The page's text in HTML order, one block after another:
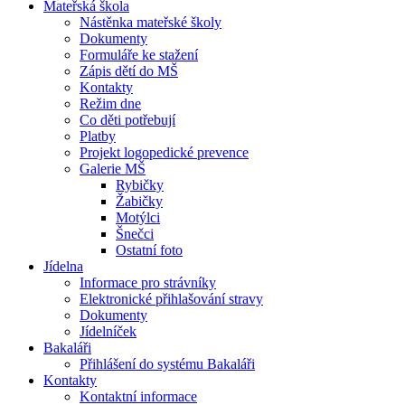
Mateřská škola
Nástěnka mateřské školy
Dokumenty
Formuláře ke stažení
Zápis dětí do MŠ
Kontakty
Režim dne
Co děti potřebují
Platby
Projekt logopedické prevence
Galerie MŠ
Rybičky
Žabičky
Motýlci
Šnečci
Ostatní foto
Jídelna
Informace pro strávníky
Elektronické přihlašování stravy
Dokumenty
Jídelníček
Bakaláři
Přihlášení do systému Bakaláři
Kontakty
Kontaktní informace